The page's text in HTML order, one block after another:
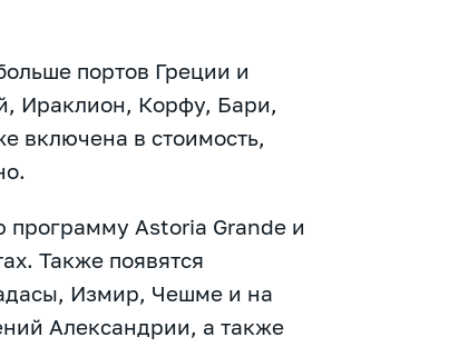
портов Греции и
Ираклион, Корфу, Бари,
включена в стоимость,
Astoria Grande и
Также появятся
Измир, Чешме и на
Александрии, а также